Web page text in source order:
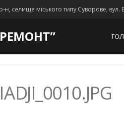
н, селище міського типу Суворове, вул.